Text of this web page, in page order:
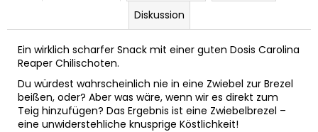
Diskussion
Ein wirklich scharfer Snack mit einer guten Dosis Carolina
Reaper Chilischoten.
Du würdest wahrscheinlich nie in eine Zwiebel zur Brezel
beißen, oder? Aber was wäre, wenn wir es direkt zum
Teig hinzufügen? Das Ergebnis ist eine Zwiebelbrezel –
eine unwiderstehliche knusprige Köstlichkeit!